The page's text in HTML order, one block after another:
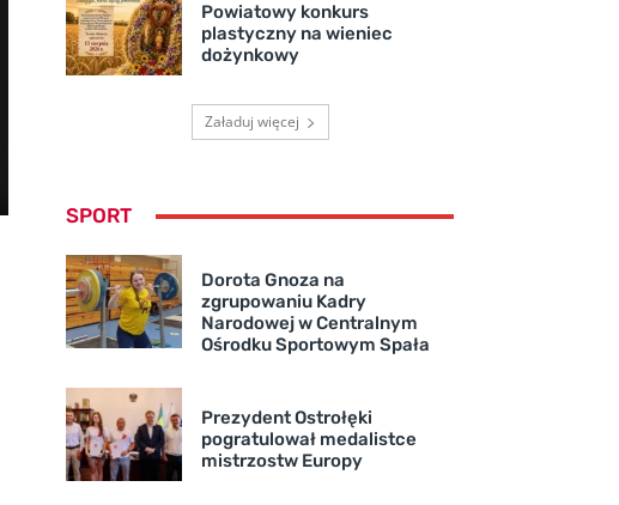
Powiatowy konkurs
plastyczny na wieniec
dożynkowy
Załaduj więcej
SPORT
Dorota Gnoza na
zgrupowaniu Kadry
Narodowej w Centralnym
Ośrodku Sportowym Spała
Prezydent Ostrołęki
pogratulował medalistce
mistrzostw Europy